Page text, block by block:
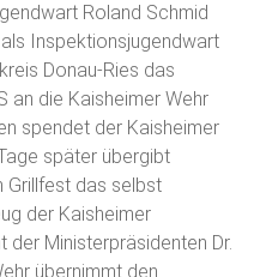
Roland Schmid
Inspektionsjugendwart
Donau-Ries das
an die Kaisheimer Wehr
spendet der Kaisheimer
später übergibt
Grillfest das selbst
der Kaisheimer
der Ministerpräsidenten Dr.
übernimmt den